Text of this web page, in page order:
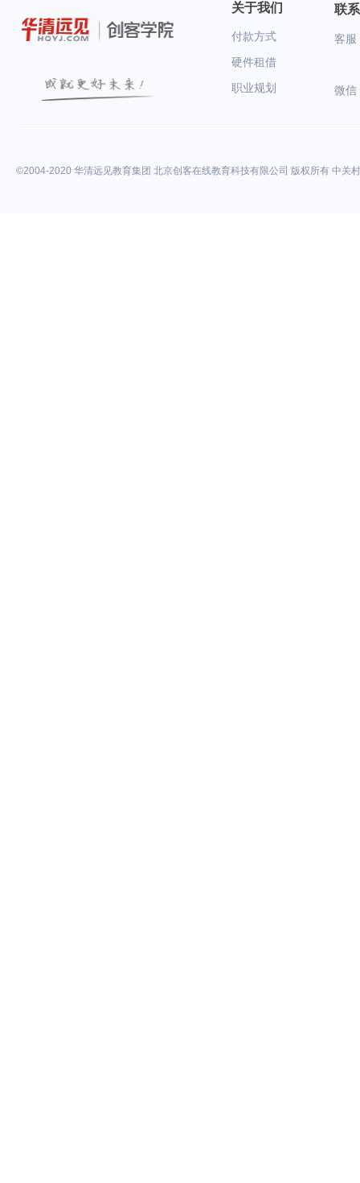
关于我们
付款方式
硬件租借
职业规划
联
客服
微信
©2004-2020 华清远见教育集团 北京创客在线教育科技有限公司 版权所有 中关